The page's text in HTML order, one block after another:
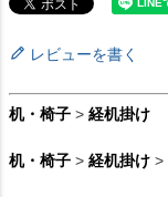
レビューを書く
机・椅子 > 経机掛け
机・椅子 > 経机掛け >